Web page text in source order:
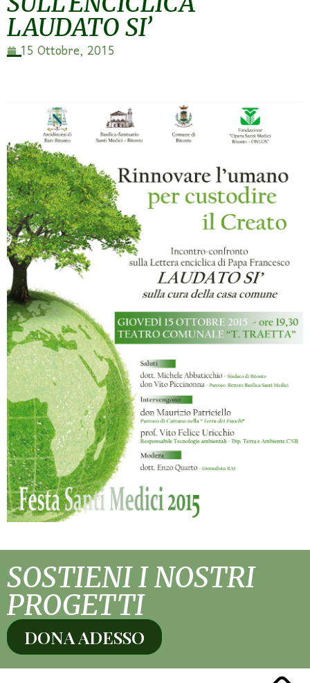
LAUDATO SI’
15 Ottobre, 2015
SOSTIENI I NOSTRI
PROGETTI
DONA ADESSO